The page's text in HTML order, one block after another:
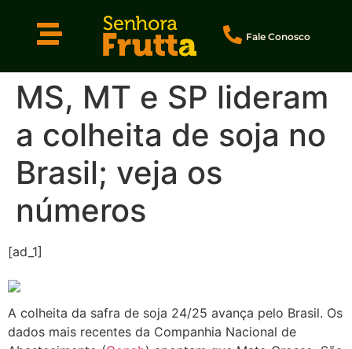
Fale Conosco
MS, MT e SP lideram
a colheita de soja no
Brasil; veja os
números
[ad_1]
A colheita da safra de soja 24/25 avança pelo Brasil. Os
dados mais recentes da Companhia Nacional de